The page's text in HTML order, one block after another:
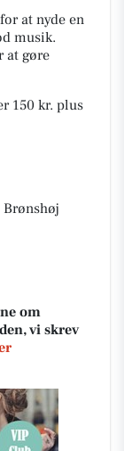
at nyde en
musik.
at gøre
150 kr. plus
Brønshøj
om
vi skrev